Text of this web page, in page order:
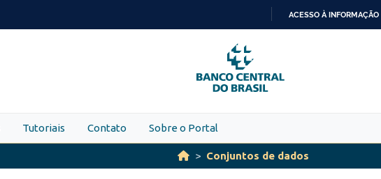
PARA
O
CONTEÚDO
ACESSO À INFORMAÇÃO
Tutoriais Contato Sobre o Portal
Conjuntos de dados